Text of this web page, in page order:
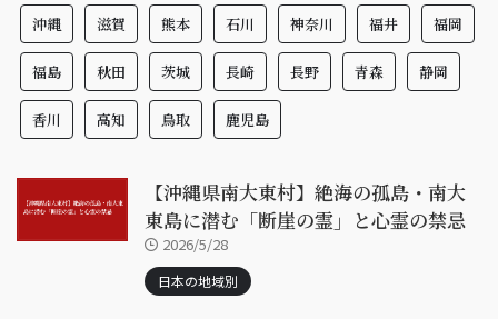
沖縄 滋賀 熊本 石川 神奈川 福井 福岡
福島 秋田 茨城 長崎 長野 青森 静岡
香川 高知 鳥取 鹿児島
【沖縄県南大東村】絶海の孤島・南大
東島に潜む「断崖の霊」と心霊の禁忌
2026/5/28
日本の地域別